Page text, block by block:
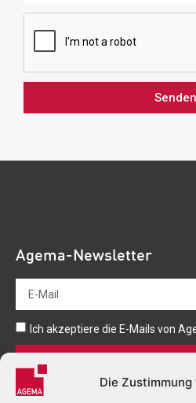
Die
Senden
Agema-Newsletter
Ich akzeptiere die E-Mails von